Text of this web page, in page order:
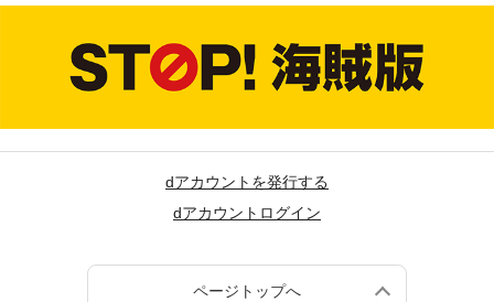
dアカウントを発行する
dアカウントログイン
ページトップへ